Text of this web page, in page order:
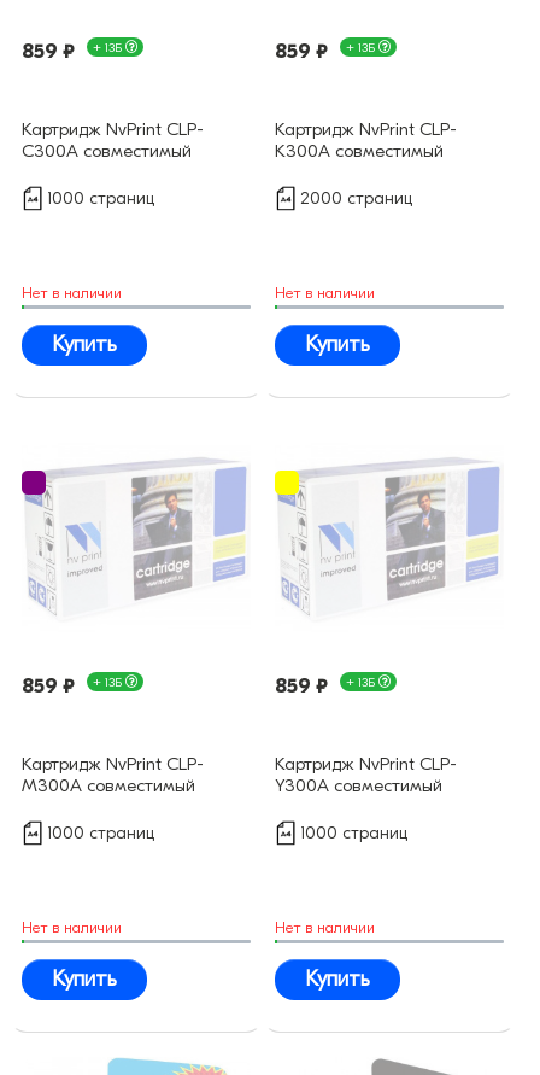
859 ₽ + 13Б
Картридж NvPrint CLP-
C300A совместимый
1000 страниц
Нет в наличии
Купить
859 ₽ + 13Б
Картридж NvPrint CLP-
K300A совместимый
2000 страниц
Нет в наличии
Купить
859 ₽ + 13Б
Картридж NvPrint CLP-
M300A совместимый
1000 страниц
Нет в наличии
Купить
859 ₽ + 13Б
Картридж NvPrint CLP-
Y300A совместимый
1000 страниц
Нет в наличии
Купить